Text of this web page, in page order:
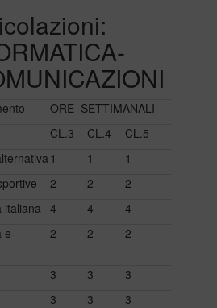
ORE SETTIMANALI
CL.3
CL.4
CL.5
1 1
1
2 2
2
italiana 4 4
4
e
2 2 2
3 3
3
3 3
3